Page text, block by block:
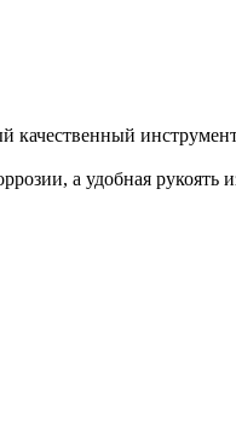
качественный
а удобная рукоять